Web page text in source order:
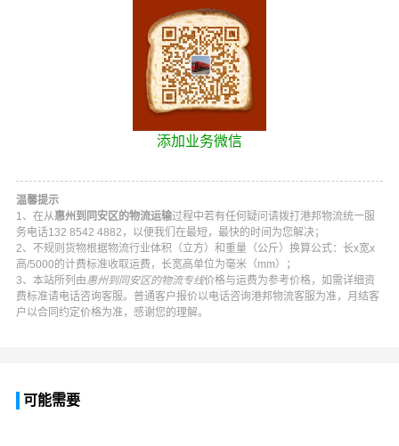
添加业务微信
温馨提示
1、在从惠州到同安区的物流运输过程中若有任何疑问请拨打 港邦物流统一服
务电话132 8542 4882 ，以便我们在最短，最快的时间为您解决；
2、不规则货物根据物流行业体积（立方）和重量（公斤）换算公式：长x宽x
高/5000的计费标准收取运费，长宽高单位为毫米（mm）；
3、本站所列由惠州到同安区的物流专线价格与运费为参考价格，如需详细资
费标准请电话咨询客服。普通客户报价以电话咨询港邦物流客服为准，月结客
户以合同约定价格为准，感谢您的理解。
可能需要